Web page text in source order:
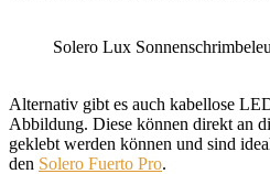
Solero Lux
Alternativ gibt es auch kabellose
Abbildung. Diese können direkt an
geklebt werden können und sind
den Solero Fuerto Pro.